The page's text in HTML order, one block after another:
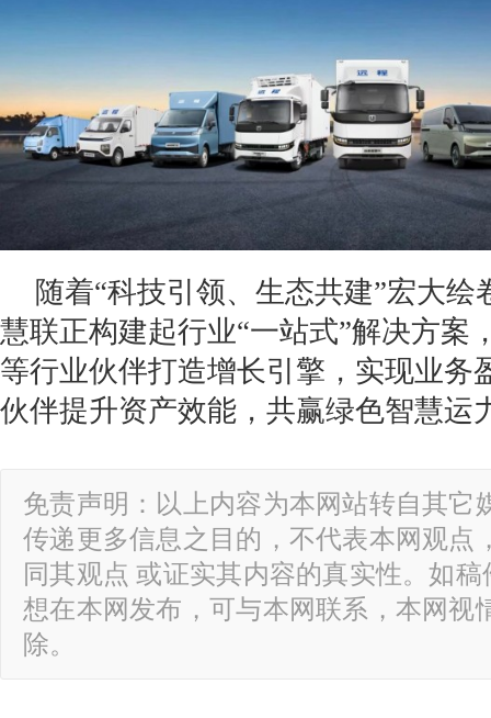
随着“科技引领、生态共建”宏大
慧联正构建起行业“一站式”解决方案
等行业伙伴打造增长引擎，实现业务
伙伴提升资产效能，共赢绿色智慧运
免责声明：以上内容为本网站转自其它
传递更多信息之目的，不代表本网观点
同其观点 或证实其内容的真实性。如
想在本网发布，可与本网联系，本网视
除。